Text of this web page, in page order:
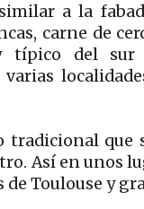
a la
carne de
típico del sur
varias
tradicional que
Así en unos
Toulouse y